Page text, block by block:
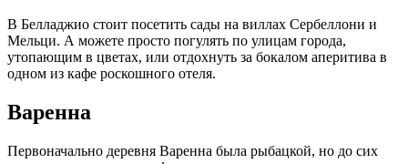
В Белладжио стоит посетить сады на виллах Сербеллони и
Мельци. А можете просто погулять по улицам города,
утопающим в цветах, или отдохнуть за бокалом аперитива в
одном из кафе роскошного отеля.
Варенна
Первоначально деревня Варенна была рыбацкой, но до сих